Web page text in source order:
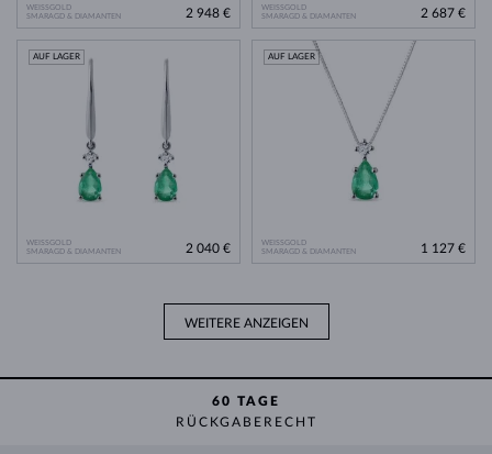
WEISSGOLD
SMARAGD & DIAMANTEN
2 948 €
WEISSGOLD
SMARAGD & DIAMANTEN
2 687 €
WEISSGOLD
SMARAGD & DIAMANTEN
AUF LAGER
2 040 €
WEISSGOLD
SMARAGD & DIAMANTEN
AUF LAGER
1 127 €
WEITERE ANZEIGEN
60 TAGE
RÜCKGABERECHT